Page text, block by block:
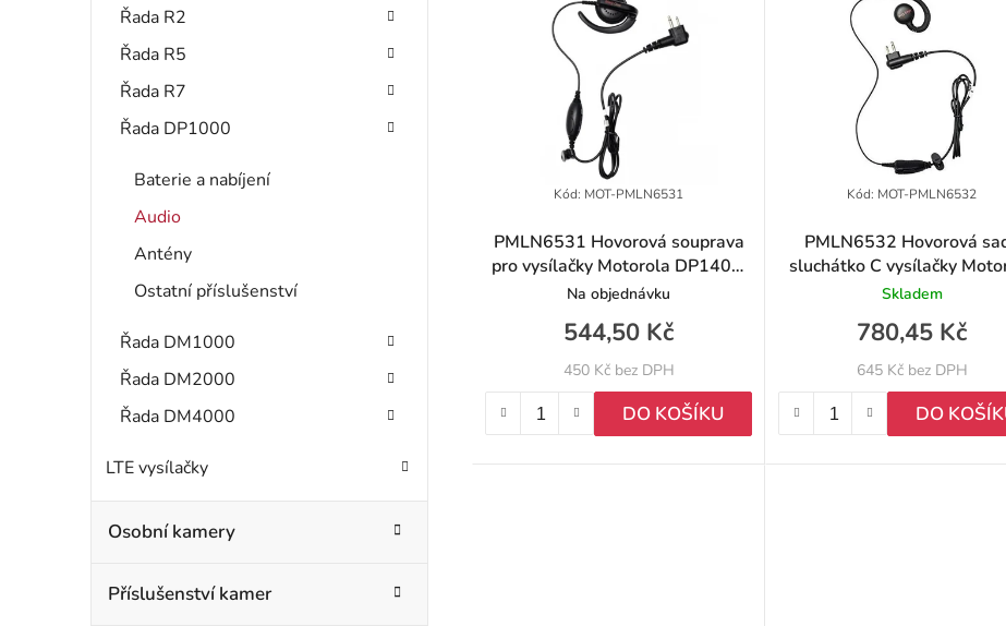
Řada R2
Řada R5
Řada R7
Řada DP1000
Baterie a nabíjení
Audio
Antény
Ostatní příslušenství
Řada DM1000
Řada DM2000
Řada DM4000
LTE vysílačky
Osobní kamery
Příslušenství kamer
t
PMLN6531 Hovorová souprava
pro vysílačky Motorola DP1400,
R2
Na objednávku
450 Kč bez DPH
544,50 Kč
DO KOŠÍKU
Kód: MOT-PMLN6531
PMLN6532 Hovorová
sluchátko C vysílačky
DP1400, R2
Skladem
645 Kč bez DPH
780,45 Kč
DO
Kód: MOT-PMLN6532